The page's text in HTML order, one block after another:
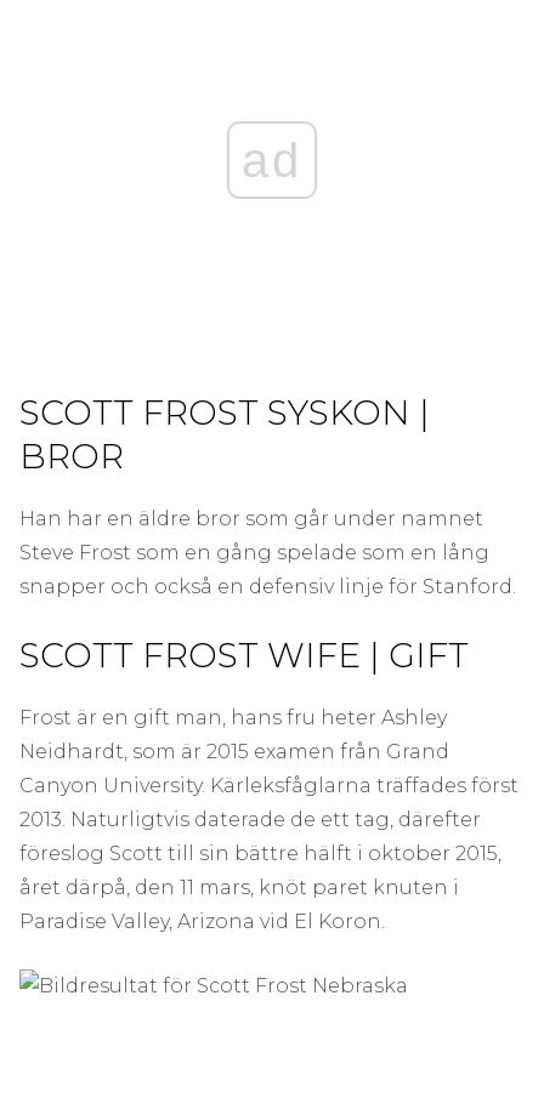
ad
SCOTT FROST SYSKON |
BROR
Han har en äldre bror som går under namnet
Steve Frost som en gång spelade som en lång
snapper och också en defensiv linje för Stanford.
SCOTT FROST WIFE | GIFT
Frost är en gift man, hans fru heter Ashley
Neidhardt, som är 2015 examen från Grand
Canyon University. Kärleksfåglarna träffades först
2013. Naturligtvis daterade de ett tag, därefter
föreslog Scott till sin bättre hälft i oktober 2015,
året därpå, den 11 mars, knöt paret knuten i
Paradise Valley, Arizona vid El Koron.